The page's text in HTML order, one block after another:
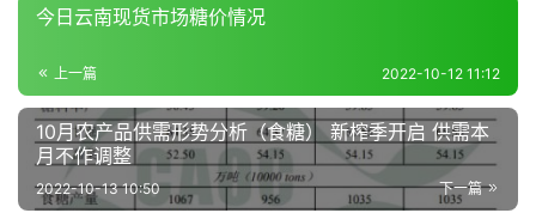
产
链
产
销
今日云南现货市场糖价情况
上一篇 2022-10-12 11:12
10月农产品供需形势分析（食糖） 新榨季开启 供需本
月不作调整
下一篇
2022-10-13 10:50